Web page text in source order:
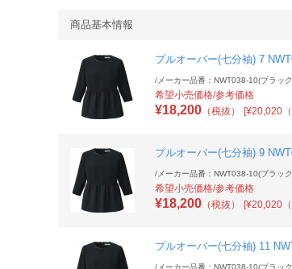
商品基本情報
プルオーバー(七分袖) 7
/ メーカー品番：NWT038-10(ブラッ
希望小売価格/参考価格
¥18,200 （税抜） [¥20,020
プルオーバー(七分袖) 9
/ メーカー品番：NWT038-10(ブラッ
希望小売価格/参考価格
¥18,200 （税抜） [¥20,020
プルオーバー(七分袖) 11
/ メーカー品番：NWT038-10(ブラッ